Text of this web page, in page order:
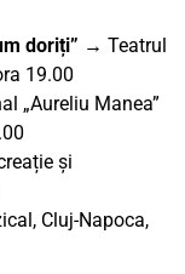
doriți” → Teatrul
19.00
„Aureliu Manea”
și
Cluj-Napoca,